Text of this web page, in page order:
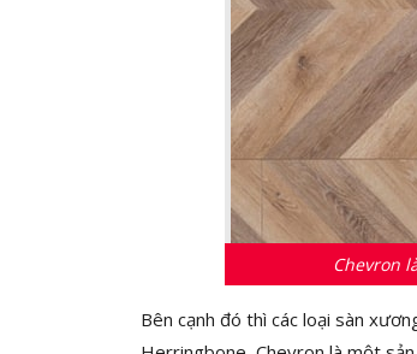
Chevron
Bên cạnh đó thì các loại sàn